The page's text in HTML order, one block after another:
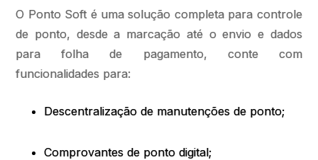
O Ponto Soft é uma solução completa para controle
de ponto, desde a marcação até o envio e dados
para folha de pagamento, conte com
funcionalidades para:
Descentralização de manutenções de ponto;
Comprovantes de ponto digital;